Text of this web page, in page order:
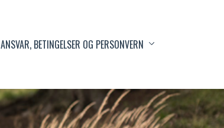
ANSVAR, BETINGELSER OG PERSONVERN